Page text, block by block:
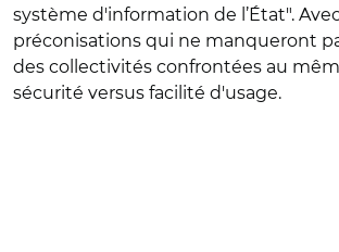
système d'information de l’État".
préconisations qui ne manqueront
des collectivités confrontées au
sécurité versus facilité d'usage.